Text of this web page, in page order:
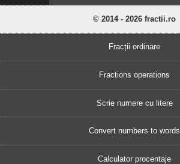
© 2014 - 2026 fractii.ro
Fracții ordinare
Fractions operations
Scrie numere cu litere
Convert numbers to words
Calculator procentaje